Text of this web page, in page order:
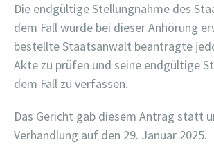
Die endgültige Stellungnahme des
dem Fall wurde bei dieser Anhörung
bestellte Staatsanwalt beantragte
Akte zu prüfen und seine endgültige
dem Fall zu verfassen.
Das Gericht gab diesem Antrag statt
Verhandlung auf den 29. Januar 2025.